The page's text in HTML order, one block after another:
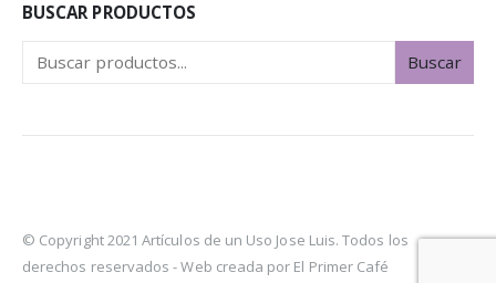
BUSCAR PRODUCTOS
Buscar
© Copyright 2021 Artículos de un Uso Jose Luis. Todos los
derechos reservados -Web creada por El Primer Café